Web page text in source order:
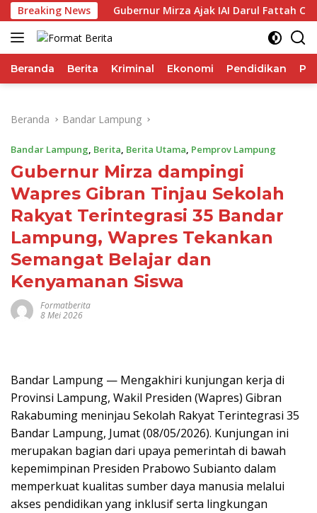
Langsung
ke
konten
Breaking News
IHSG Gubernur Mirza Ajak IAI Darul Fattah Cetak
Beranda Berita Kriminal Ekonomi Pendidikan
Beranda Bandar Lampung
Bandar Lampung, Berita, Berita Utama, Pemprov Lampung
Gubernur Mirza dampingi
Wapres Gibran Tinjau Sekolah
Rakyat Terintegrasi 35 Bandar
Lampung, Wapres Tekankan
Semangat Belajar dan
Kenyamanan Siswa
Formatberita
8 Mei 2026
Bandar Lampung — Mengakhiri kunjungan kerja di
Provinsi Lampung, Wakil Presiden (Wapres) Gibran
Rakabuming meninjau Sekolah Rakyat Terintegrasi 35
Bandar Lampung, Jumat (08/05/2026). Kunjungan ini
merupakan bagian dari upaya pemerintah di bawah
kepemimpinan Presiden Prabowo Subianto dalam
memperkuat kualitas sumber daya manusia melalui
akses pendidikan yang inklusif serta lingkungan